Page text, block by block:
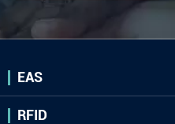
EAS
RFID